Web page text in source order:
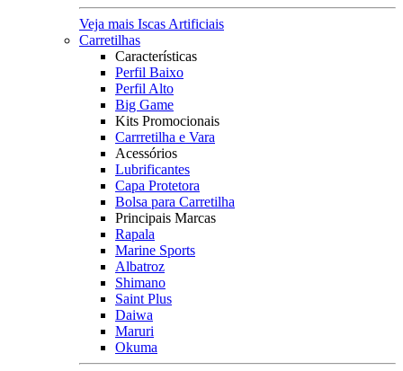
Veja mais Iscas Artificiais
Carretilhas
Características
Perfil Baixo
Perfil Alto
Big Game
Kits Promocionais
Carrretilha e Vara
Acessórios
Lubrificantes
Capa Protetora
Bolsa para Carretilha
Principais Marcas
Rapala
Marine Sports
Albatroz
Shimano
Saint Plus
Daiwa
Maruri
Okuma